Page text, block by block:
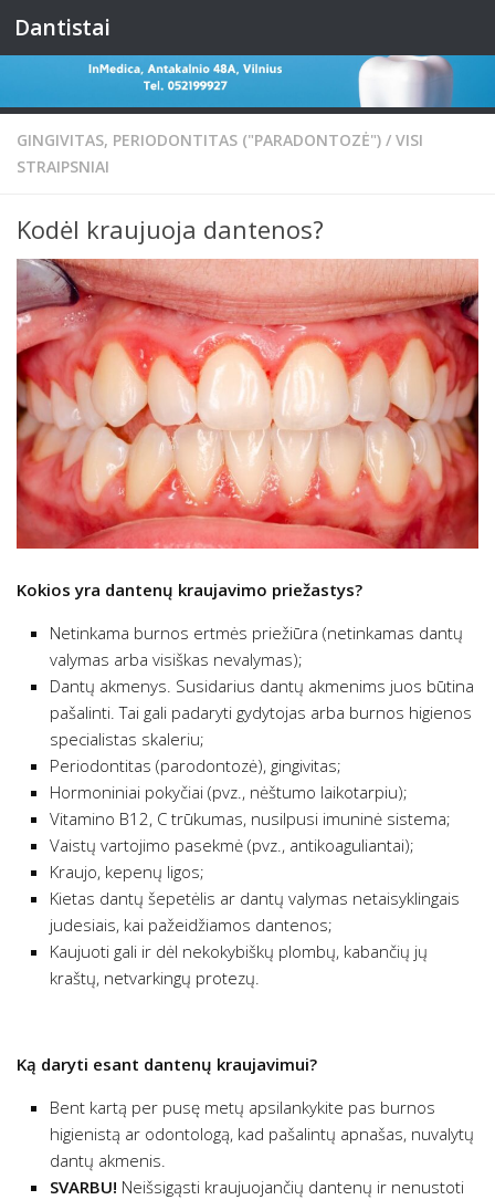
Skip to content
Dantistai
GINGIVITAS, PERIODONTITAS ("PARADONTOZĖ") / VISI
STRAIPSNIAI
Kodėl kraujuoja dantenos?
Kokios yra dantenų kraujavimo priežastys?
Netinkama burnos ertmės priežiūra (netinkamas dantų
valymas arba visiškas nevalymas);
Dantų akmenys. Susidarius dantų akmenims juos būtina
pašalinti. Tai gali padaryti gydytojas arba burnos higienos
specialistas skaleriu;
Periodontitas (parodontozė), gingivitas;
Hormoniniai pokyčiai (pvz., nėštumo laikotarpiu);
Vitamino B12, C trūkumas, nusilpusi imuninė sistema;
Vaistų vartojimo pasekmė (pvz., antikoaguliantai);
Kraujo, kepenų ligos;
Kietas dantų šepetėlis ar dantų valymas netaisyklingais
judesiais, kai pažeidžiamos dantenos;
Kaujuoti gali ir dėl nekokybiškų plombų, kabančių jų
kraštų, netvarkingų protezų.
Ką daryti esant dantenų kraujavimui?
Bent kartą per pusę metų apsilankykite pas burnos
higienistą ar odontologą, kad pašalintų apnašas, nuvalytų
dantų akmenis.
SVARBU! Neišsigąsti kraujuojančių dantenų ir nenustoti